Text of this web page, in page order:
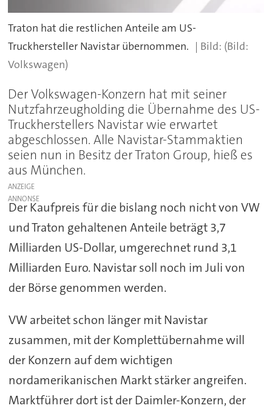
Traton hat die restlichen Anteile am US-
Truckhersteller Navistar übernommen.
(Bild:
Volkswagen)
Der Volkswagen-Konzern hat mit seiner
Nutzfahrzeugholding die Übernahme des US-
Truckherstellers Navistar wie erwartet
abgeschlossen. Alle Navistar-Stammaktien
seien nun in Besitz der Traton Group, hieß es
aus München.
ANZEIGE
Der Kaufpreis für die bislang noch nicht von VW
und Traton gehaltenen Anteile beträgt 3,7
Milliarden US-Dollar, umgerechnet rund 3,1
Milliarden Euro. Navistar soll noch im Juli von
der Börse genommen werden.
VW arbeitet schon länger mit Navistar
zusammen, mit der Komplettübernahme will
der Konzern auf dem wichtigen
nordamerikanischen Markt stärker angreifen.
Marktführer dort ist der Daimler-Konzern, der